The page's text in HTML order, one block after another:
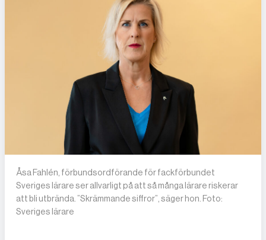
Åsa Fahlén, förbundsordförande för fackförbundet
Sveriges lärare ser allvarligt på att så många lärare riskerar
att bli utbrända. ”Skrämmande siffror”, säger hon. Foto:
Sveriges lärare